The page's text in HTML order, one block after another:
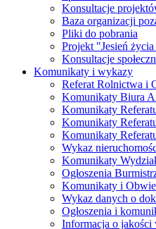
Konsultacje
Baza organizacji
Pliki do pobrania
Projekt "Jesień
Konsultacje
Komunikaty i wykazy
Referat Rolnictwa i
Komunikaty Biura
Komunikaty
Komunikaty
Komunikaty
Wykaz
Komunikaty
Ogłoszenia
Komunikaty i
Wykaz danych o
Ogłoszenia i
Informacja o jakości